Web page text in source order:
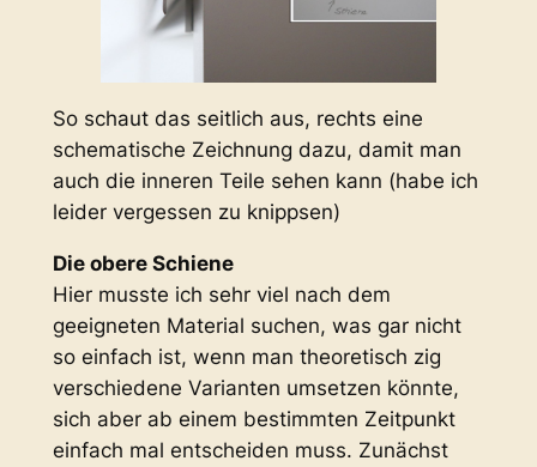
So schaut das seitlich aus, rechts eine
schematische Zeichnung dazu, damit man
auch die inneren Teile sehen kann (habe ich
leider vergessen zu knippsen)
Die obere Schiene
Hier musste ich sehr viel nach dem
geeigneten Material suchen, was gar nicht
so einfach ist, wenn man theoretisch zig
verschiedene Varianten umsetzen könnte,
sich aber ab einem bestimmten Zeitpunkt
einfach mal entscheiden muss. Zunächst